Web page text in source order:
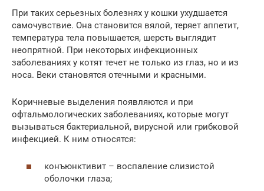
При таких серьезных болезнях у кошки ухудшается
самочувствие. Она становится вялой, теряет аппетит,
температура тела повышается, шерсть выглядит
неопрятной. При некоторых инфекционных
заболеваниях у котят течет не только из глаз, но и из
носа. Веки становятся отечными и красными.
Коричневые выделения появляются и при
офтальмологических заболеваниях, которые могут
вызываться бактериальной, вирусной или грибковой
инфекцией. К ним относятся:
конъюнктивит – воспаление слизистой
оболочки глаза;